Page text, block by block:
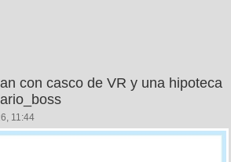
con casco de VR y una hipoteca
11:44